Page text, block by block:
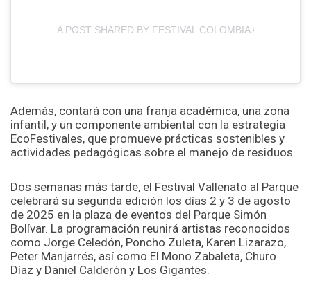
A POST SHARED BY FESTIVAL COLOMBIA AL
Además, contará con una franja académica, una zona
infantil, y un componente ambiental con la estrategia
EcoFestivales, que promueve prácticas sostenibles y
actividades pedagógicas sobre el manejo de residuos.
Dos semanas más tarde, el Festival Vallenato al Parque
celebrará su segunda edición los días 2 y 3 de agosto
de 2025 en la plaza de eventos del Parque Simón
Bolívar. La programación reunirá artistas reconocidos
como Jorge Celedón, Poncho Zuleta, Karen Lizarazo,
Peter Manjarrés, así como El Mono Zabaleta, Churo
Díaz y Daniel Calderón y Los Gigantes.